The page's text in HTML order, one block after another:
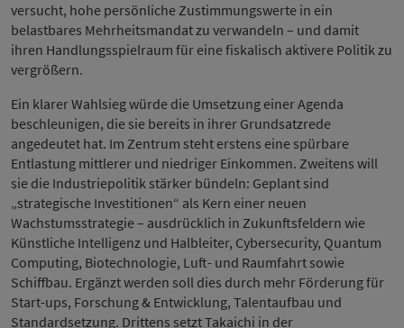
versucht, hohe persönliche Zustimmungswerte in ein
belastbares Mehrheitsmandat zu verwandeln – und damit
ihren Handlungsspielraum für eine fiskalisch aktivere Politik zu
vergrößern.
Ein klarer Wahlsieg würde die Umsetzung einer Agenda
beschleunigen, die sie bereits in ihrer Grundsatzrede
angedeutet hat. Im Zentrum steht erstens eine spürbare
Entlastung mittlerer und niedriger Einkommen. Zweitens will
sie die Industriepolitik stärker bündeln: Geplant sind
„strategische Investitionen“ als Kern einer neuen
Wachstumsstrategie – ausdrücklich in Zukunftsfeldern wie
Künstliche Intelligenz und Halbleiter, Cybersecurity, Quantum
Computing, Biotechnologie, Luft- und Raumfahrt sowie
Schiffbau. Ergänzt werden soll dies durch mehr Förderung für
Start-ups, Forschung & Entwicklung, Talentaufbau und
Standardsetzung. Drittens setzt Takaichi in der